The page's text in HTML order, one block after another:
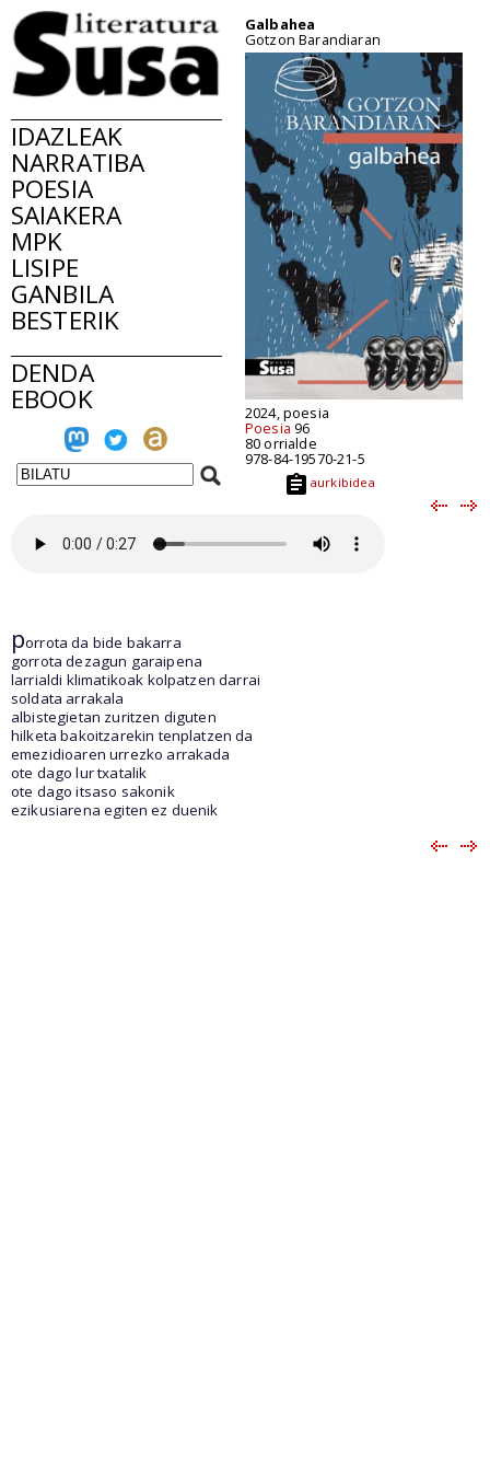
IDAZLEAK
NARRATIBA
POESIA
SAIAKERA
MPK
LISIPE
GANBILA
BESTERIK
DENDA
EBOOK
Galbahea
Gotzon Barandiaran
2024, poesia
Poesia 96
80 orrialde
978-84-19570-21-5
aurkibidea
porrota da bide bakarra
gorrota dezagun garaipena
larrialdi klimatikoak kolpatzen darrai
soldata arrakala
albistegietan zuritzen diguten
hilketa bakoitzarekin tenplatzen da
emezidioaren urrezko arrakada
ote dago lur txatalik
ote dago itsaso sakonik
ezikusiarena egiten ez duenik